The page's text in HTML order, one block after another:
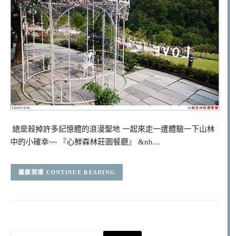
總是殺掉許多記憶體的浪漫聖地 一起來走一遭體驗一下山林
中的小確幸~~ 『心鮮森林莊園餐廳』 &nb…
CONTINUE READING